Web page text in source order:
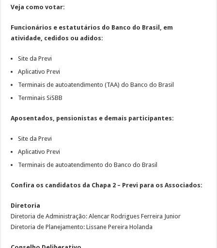
Veja como votar:
Funcionários e estatutários do Banco do Brasil, em
atividade, cedidos ou adidos:
Site da Previ
Aplicativo Previ
Terminais de autoatendimento (TAA) do Banco do Brasil
Terminais SiSBB
Aposentados, pensionistas e demais participantes:
Site da Previ
Aplicativo Previ
Terminais de autoatendimento do Banco do Brasil
Confira os candidatos da Chapa 2 – Previ para os Associados:
Diretoria
Diretoria de Administração: Alencar Rodrigues Ferreira Junior
Diretoria de Planejamento: Lissane Pereira Holanda